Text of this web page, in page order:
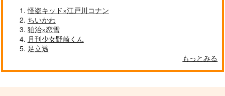
怪盗キッド×江戸川コナン
ちいかわ
狛治×恋雪
月刊少女野崎くん
足立透
もっとみる